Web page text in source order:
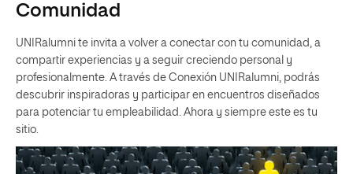
UNIR Amigos
Recomendar UNIR a tus amigos, ahora tiene
recompensa
AMPLIAR INFORMACIÓN
Comunidad
UNIRalumni te invita a volver a conectar con tu comunidad, a
compartir experiencias y a seguir creciendo personal y
profesionalmente. A través de Conexión UNIRalumni, podrás
descubrir inspiradoras y participar en encuentros diseñados
para potenciar tu empleabilidad. Ahora y siempre este es tu
sitio.